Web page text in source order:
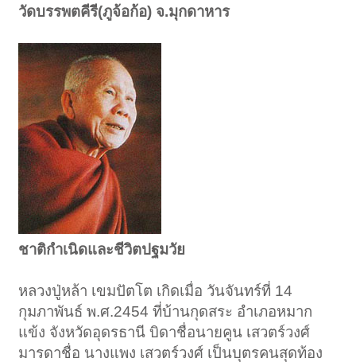
วัดบรรพตคีรี(ภูจ้อก้อ) จ.มุกดาหาร
ชาติกำเนิดและชีวิตปฐมวัย
หลวงปู่หล้า เขมปัตโต เกิดเมื่อ วันจันทร์ที่ 14
กุมภาพันธ์ พ.ศ.2454 ที่บ้านกุดสระ อำเภอหมาก
แข้ง จังหวัดอุดรธานี บิดาชื่อนายคูน เสวตร์วงศ์
มารดาชื่อ นางแพง เสวตร์วงศ์ เป็นบุตรคนสุดท้อง